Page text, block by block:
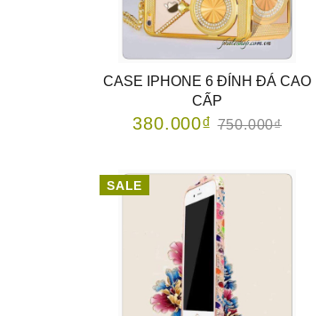
CASE IPHONE 6 ĐÍNH ĐÁ CAO
CẤP
380.000₫750.000₫
SALE